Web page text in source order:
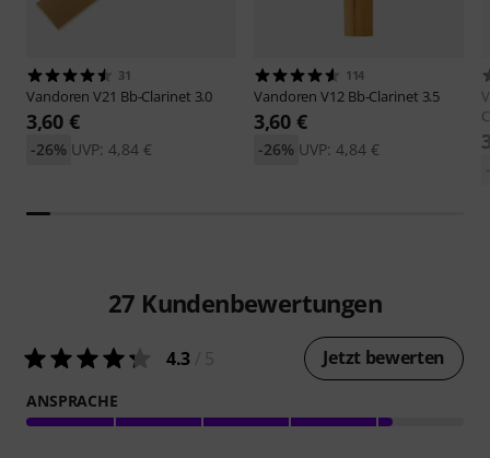
31
VandorenV21 Bb-Clarinet 3.0
3,60 €
UVP: 4,84 €
-26%
114
VandorenV12 Bb-Clarinet 3.5
3,60 €
UVP: 4,84 €
-26%
27 Kundenbewertungen
4.3 Jetzt bewerten
ANSPRACHE